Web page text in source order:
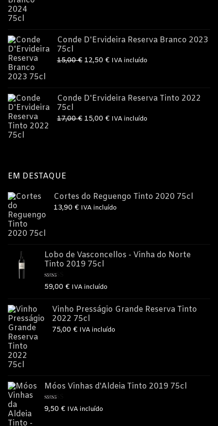
Conde D'Ervideira Reserva Branco 2023
75cl
15,00€ O
era:
12,50 €O
é:
IVA incluído
Conde D'Ervideira Reserva Tinto 2022
75cl
17,00€ O
15,00 €OIVA incluído
EM DESTAQUE
Cortes do Reguengo Tinto 2020 75cl
13,90 € IVA incluído
Lobo de Vasconcellos - Vinha do Norte
Tinto 2019 75cl
Avaliação
5.00de 5
59,00 € IVA incluído
Vinho Presságio Grande Reserva Tinto
2022 75cl
75,00 € IVA incluído
Móos Vinhas d'Aldeia Tinto 2019 75cl
Avaliação
5.00de 5
9,50 € IVA incluído